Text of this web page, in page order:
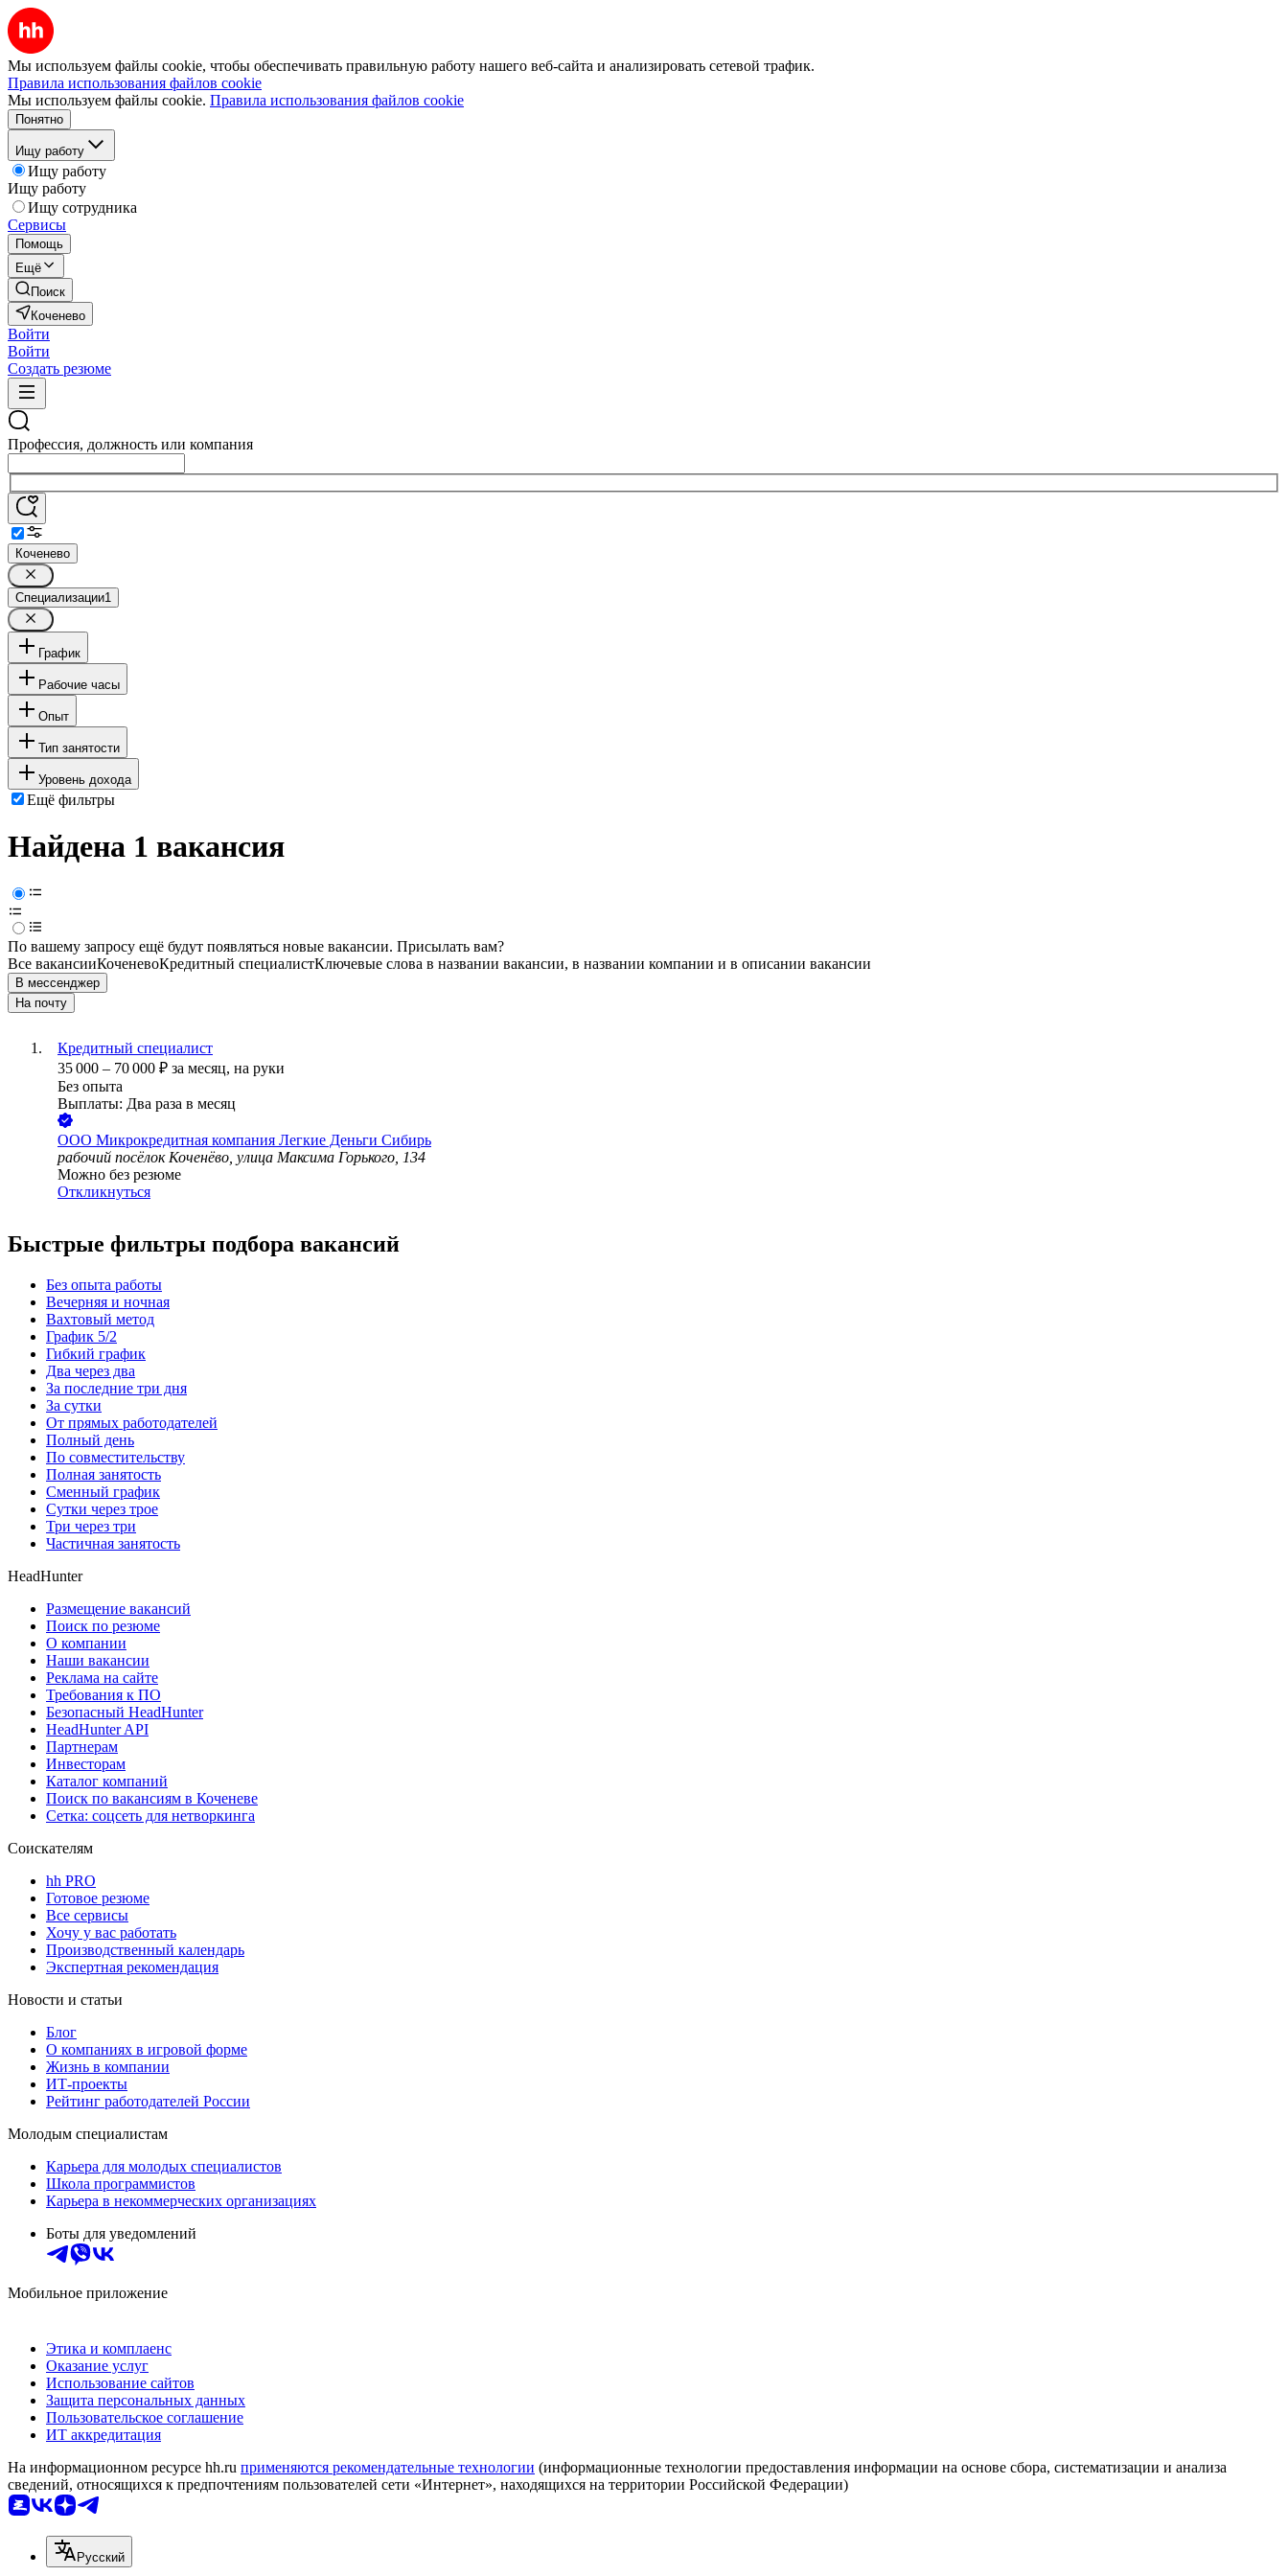
Мы используем файлы cookie, чтобы обеспечивать правильную работу нашего веб-сайта и анализировать сетевой трафик.
Правила использования файлов cookie
Мы используем файлы cookie. Правила использования файлов cookie
Понятно
Ищу работу
Ищу работу
Ищу работу
Ищу сотрудника
Сервисы
Помощь
Ещё
Поиск
Коченево
Войти
Войти
Создать резюме
Профессия, должность или компания
Коченево
Специализации1
График
Рабочие часы
Опыт
Тип занятости
Уровень дохода
Ещё фильтры
Найдена 1 вакансия
По вашему запросу ещё будут появляться новые вакансии. Присылать вам?
Все вакансииКоченевоКредитный специалистКлючевые слова в названии вакансии, в названии компании и в описании вакансии
В мессенджер
На почту
Кредитный специалист
35 000 – 70 000 ₽ за месяц, на руки
Без опыта
Выплаты: Два раза в месяц
ООО Микрокредитная компания Легкие Деньги Сибирь
рабочий посёлок Коченёво, улица Максима Горького, 134
Можно без резюме
Откликнуться
Быстрые фильтры подбора вакансий
Без опыта работы
Вечерняя и ночная
Вахтовый метод
График 5/2
Гибкий график
Два через два
За последние три дня
За сутки
От прямых работодателей
Полный день
По совместительству
Полная занятость
Сменный график
Сутки через трое
Три через три
Частичная занятость
HeadHunter
Размещение вакансий
Поиск по резюме
О компании
Наши вакансии
Реклама на сайте
Требования к ПО
Безопасный HeadHunter
HeadHunter API
Партнерам
Инвесторам
Каталог компаний
Поиск по вакансиям в Коченеве
Сетка: соцсеть для нетворкинга
Соискателям
hh PRO
Готовое резюме
Все сервисы
Хочу у вас работать
Производственный календарь
Экспертная рекомендация
Новости и статьи
Блог
О компаниях в игровой форме
Жизнь в компании
ИТ-проекты
Рейтинг работодателей России
Молодым специалистам
Карьера для молодых специалистов
Школа программистов
Карьера в некоммерческих организациях
Боты для уведомлений
Мобильное приложение
Этика и комплаенс
Оказание услуг
Использование сайтов
Защита персональных данных
Пользовательское соглашение
ИТ аккредитация
На информационном ресурсе hh.ru применяются рекомендательные технологии (информационные технологии предоставления информации на основе сбора, систематизации и анализа
сведений, относящихся к предпочтениям пользователей сети «Интернет», находящихся на территории Российской Федерации)
Русский